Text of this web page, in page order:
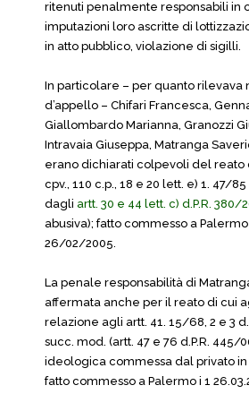
ritenuti penalmente responsabili in
imputazioni loro ascritte di
in atto pubblico, violazione di sigilli.
In particolare – per quanto rilevava
d’appello – Chifari Francesca,
Giallombardo Marianna, Granozzi
Intravaia Giuseppa, Matranga
erano dichiarati colpevoli del reato
cpv., 110 c.p., 18 e 20 lett. e) 1. 47/
dagli artt. 30 e 44 lett. c) d.P.R. 380/
abusiva); fatto commesso a
26/02/2005.
La penale responsabilità di
affermata anche per il reato di cui
relazione agli artt. 41. 15/68, 2 e 3
succ. mod. (artt. 47 e 76 d.P.R. 445/
ideologica commessa dal privato in
fatto commesso a Palermo i 1